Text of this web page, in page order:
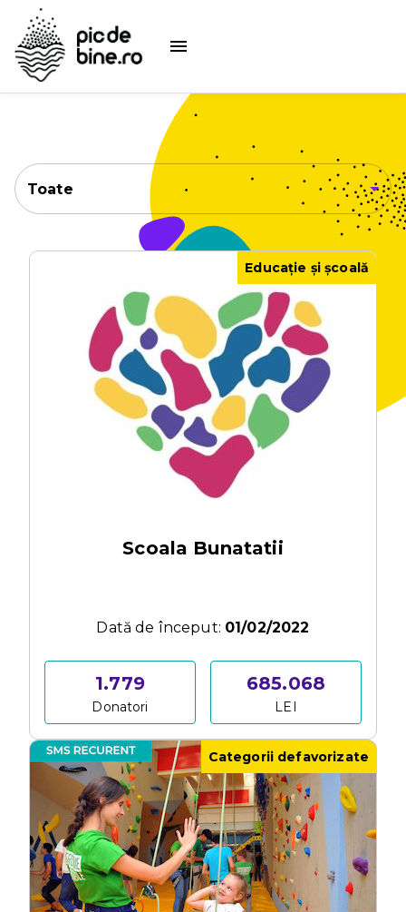
Toate
Educație și școală
Scoala Bunatatii
Dată de început: 01/02/2022
1.779
Donatori
685.068
LEI
Categorii defavorizate